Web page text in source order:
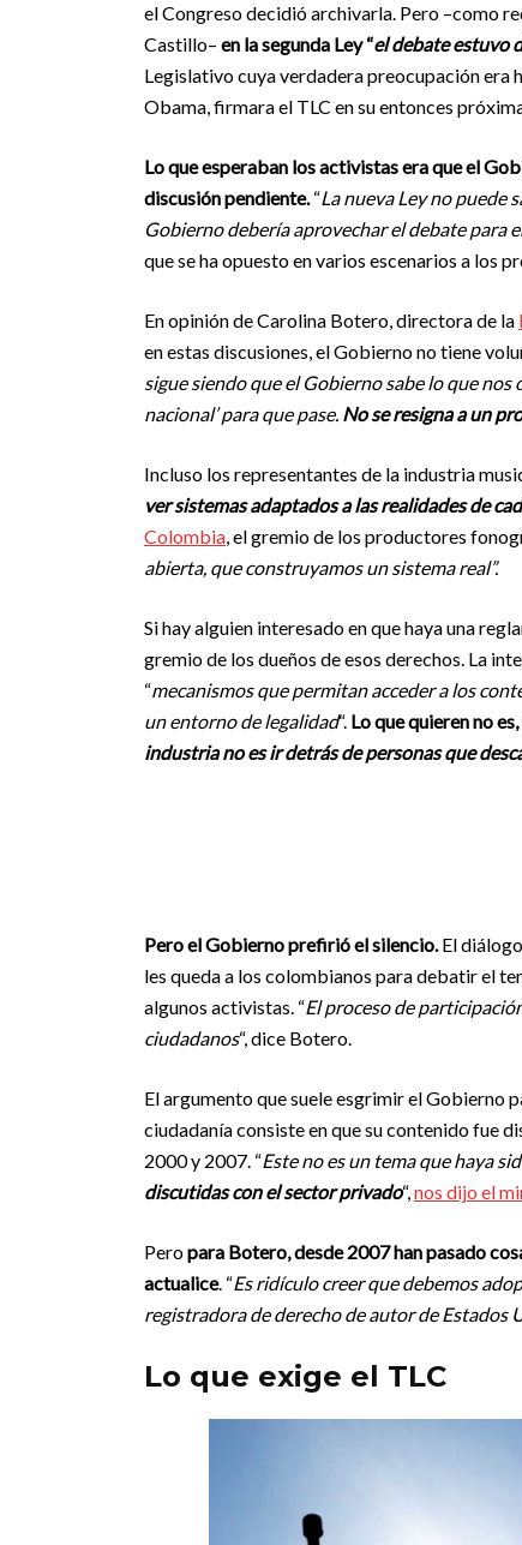
el Congreso decidió archivarla. Pero –como
Castillo– en la segunda Ley “el debate estuvo
Legislativo cuya verdadera preocupación era
Obama, firmara el TLC en su entonces
Lo que esperaban los activistas era que el
discusión pendiente.“La nueva Ley no puede
Gobierno debería aprovechar el debate para
que se ha opuesto en varios escenarios a los
En opinión de Carolina Botero, directora de la
en estas discusiones, el Gobierno no tiene
sigue siendo que el Gobierno sabe lo que nos
nacional’ para que pase. No se resigna a un
Incluso los representantes de la industria
ver sistemas adaptados a las realidades de
Colombia, el gremio de los productores
abierta, que construyamos un sistema real”.
Si hay alguien interesado en que haya una
gremio de los dueños de esos derechos. La
“mecanismos que permitan acceder a los
un entorno de legalidad“. Lo que quieren no
industria no es ir detrás de personas que
Pero el Gobierno prefirió el silencio.El
les queda a los colombianos para debatir el
algunos activistas. “El proceso de
ciudadanos“, dice Botero.
El argumento que suele esgrimir el Gobierno
ciudadanía consiste en que su contenido fue
2000 y 2007. “Este no es un tema que haya
discutidas con el sector privado“,nos dijo el
Peropara Botero, desde 2007 han pasado
actualice. “Es ridículo creer que debemos
registradora de derecho de autor de Estados
Lo que exige el TLC